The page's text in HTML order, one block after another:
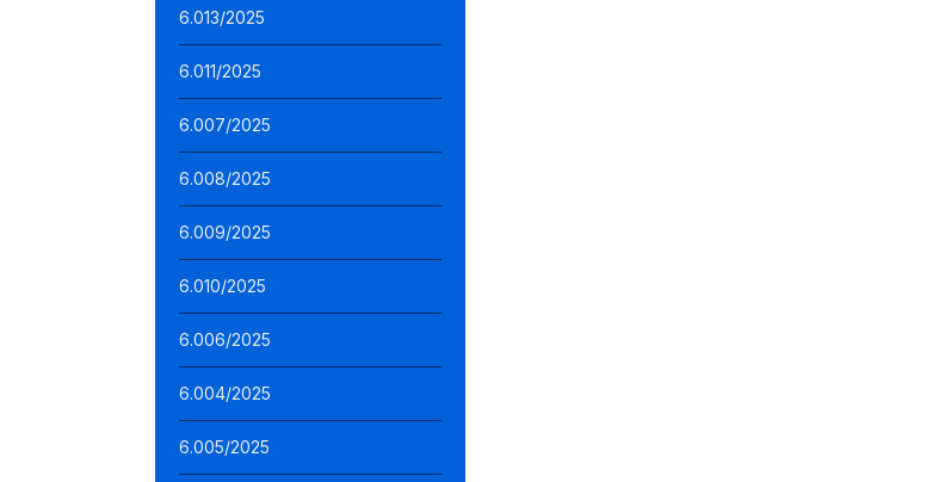
6.013/2025
6.011/2025
6.007/2025
6.008/2025
6.009/2025
6.010/2025
6.006/2025
6.004/2025
6.005/2025